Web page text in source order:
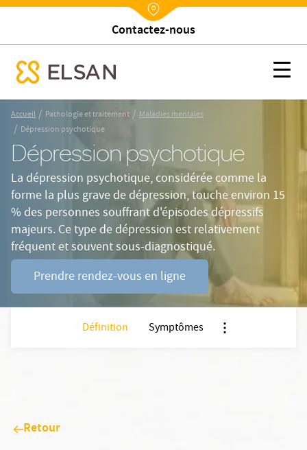
Nx:Aller
contenu
principal
Nx:Annuaire
Trouver un établissement
Dépression psychotique
menu mobile
Accueil / Pathologie et traitement / Maladies mentales
/ Dépression psychotique
Dépression psychotique
La dépression psychotique, considérée comme la
forme la plus grave de dépression, touche environ 15
% des personnes souffrant d'épisodes dépressifs
majeurs. Ce type de dépression est relativement
fréquent et souvent sous-diagnostiqué.
Prendre rendez-vous en ligne
Définition Symptômes
Retour